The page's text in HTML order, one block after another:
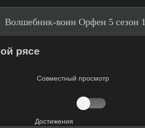
Волшебник-воин Орфен 5 сезон
рясе
Совместный просмотр
Достижения